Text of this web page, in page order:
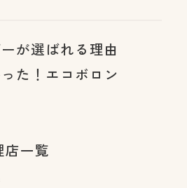
が選ばれる理由
た！エコボロン
店一覧